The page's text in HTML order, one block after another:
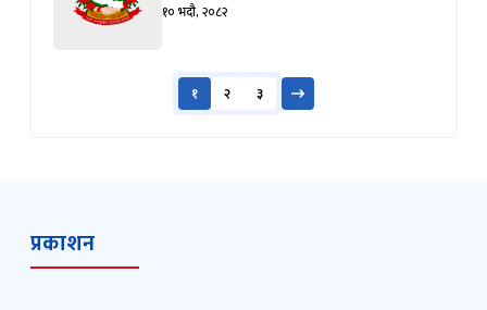
१० भदौ, २०८२
१ २ ३
प्रकाशन